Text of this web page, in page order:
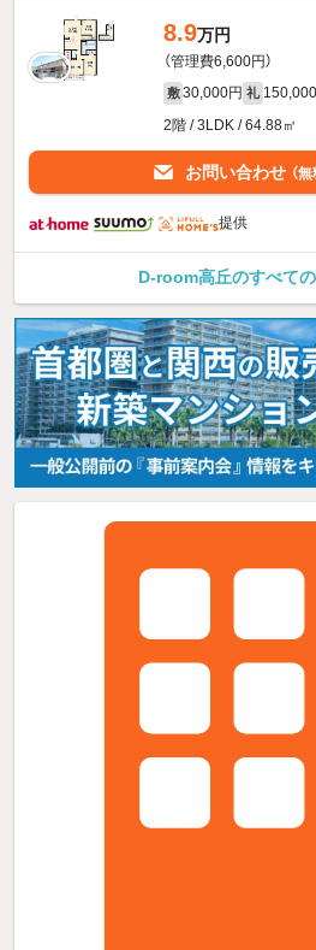
8.9万円
（管理費6,600円）
敷 30,000円 礼
2階 / 3LDK / 64.88㎡
お問い合わせ （無
提供
D-room高丘のすべて